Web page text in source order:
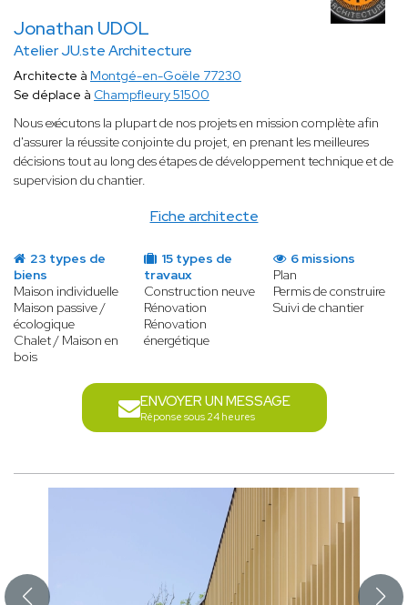
Jonathan UDOL
Atelier JU.ste Architecture
Fiche architecte
Architecte à Montgé-en-Goële 77230
Se déplace à Champfleury 51500
Nous exécutons la plupart de nos projets en mission complète afin
d'assurer la réussite conjointe du projet, en prenant les meilleures
décisions tout au long des étapes de développement technique et de
supervision du chantier.
23 types de
biens
Maison individuelle
Maison passive /
écologique
Chalet / Maison en
bois
15 types de
travaux
Construction neuve
Rénovation
Rénovation
énergétique
6 missions
Plan
Permis de construire
Suivi de chantier
ENVOYER UN MESSAGE
Réponse sous 24 heures